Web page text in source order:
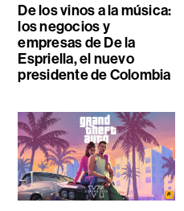
De los vinos a la música:
los negocios y
empresas de De la
Espriella, el nuevo
presidente de Colombia